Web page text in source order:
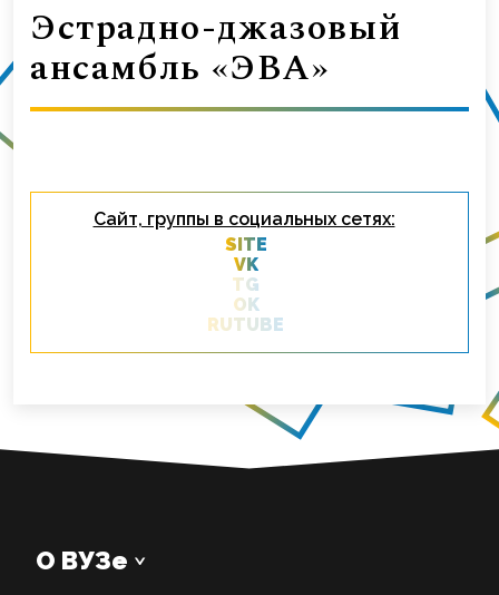
Эстрадно-джазовый
ансамбль «ЭВА»
Сайт, группы в социальных сетях:
SITE
VK
TG
OK
RUTUBE
О ВУЗе